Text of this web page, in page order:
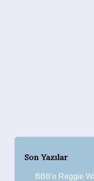
Son Yazılar
BB8’e Reggie